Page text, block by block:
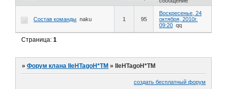
Состав команды naku 1 95
Воскресенье, 24
октября, 2010г.
09:20 qq
Страница:1
»Форум клана IIeHTagoH*TM » IIeHTagoH*TM
создать бесплатный форум